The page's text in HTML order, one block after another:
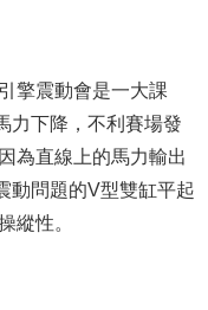
擎震動會是一大課
力下降，不利賽場發
為直線上的馬力輸出
動問題的V型雙缸平起
縱性。